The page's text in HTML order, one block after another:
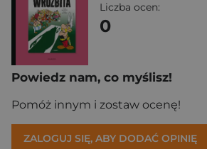
Liczba ocen:
0
Powiedz nam, co myślisz!
Pomóż innym i zostaw ocenę!
ZALOGUJ SIĘ, ABY DODAĆ OPINIĘ